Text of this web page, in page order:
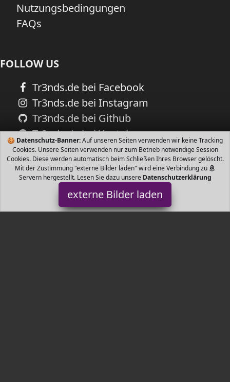
🍪 Datenschutz-Banner:Auf unseren Seiten verwenden wir keine Tracking
Cookies. Unsere Seiten verwenden nur zum Betrieb notwendige Session
Cookies. Diese werden automatisch beim Schließen Ihres Browser gelöscht.
Mit der Zustimmung "externe Bilder laden" wird eine Verbindung zu
Servern hergestellt. Lesen Sie dazu unsere Datenschutzerklärung
externe Bilder laden
Nutzungsbedingungen
FAQs
FOLLOW US
Tr3nds.de bei Facebook
Tr3nds.de bei Instagram
Tr3nds.de bei Github
Tr3nds.de bei Youtube